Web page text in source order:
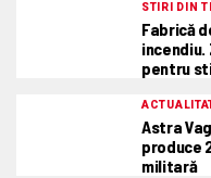
STIRI DIN
Fabrică
pentru
Astra
produce
militară